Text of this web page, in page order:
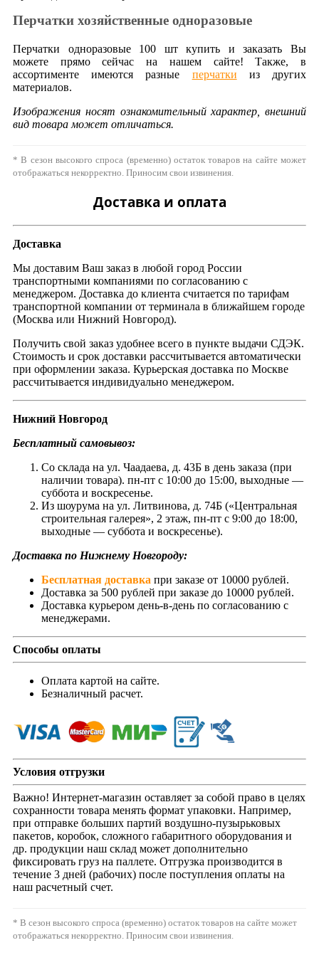
Перчатки хозяйственные одноразовые
Перчатки одноразовые 100 шт купить и заказать Вы
можете прямо сейчас на нашем сайте! Также, в
ассортименте имеются разные перчатки из других
материалов.
Изображения носят ознакомительный характер, внешний
вид товара может отличаться.
* В сезон высокого спроса (временно) остаток товаров на сайте может
отображаться некорректно. Приносим свои извинения.
Доставка и оплата
Доставка
Мы доставим Ваш заказ в любой город России
транспортными компаниями по согласованию с
менеджером. Доставка до клиента считается по тарифам
транспортной компании от терминала в ближайшем городе
(Москва или Нижний Новгород).
Получить свой заказ удобнее всего в пункте выдачи СДЭК.
Стоимость и срок доставки рассчитывается автоматически
при оформлении заказа. Курьерская доставка по Москве
рассчитывается индивидуально менеджером.
Нижний Новгород
Бесплатный самовывоз:
Со склада на ул. Чаадаева, д. 43Б в день заказа (при
наличии товара). пн-пт с 10:00 до 15:00, выходные —
суббота и воскресенье.
Из шоурума на ул. Литвинова, д. 74Б («Центральная
строительная галерея», 2 этаж, пн-пт с 9:00 до 18:00,
выходные — суббота и воскресенье).
Доставка по Нижнему Новгороду:
Бесплатная доставка при заказе от 10000 рублей.
Доставка за 500 рублей при заказе до 10000 рублей.
Доставка курьером день-в-день по согласованию с
менеджерами.
Способы оплаты
Оплата картой на сайте.
Безналичный расчет.
Условия отгрузки
Важно! Интернет-магазин оставляет за собой право в целях
сохранности товара менять формат упаковки. Например,
при отправке больших партий воздушно-пузырьковых
пакетов, коробок, сложного габаритного оборудования и
др. продукции наш склад может дополнительно
фиксировать груз на паллете. Отгрузка производится в
течение 3 дней (рабочих) после поступления оплаты на
наш расчетный счет.
* В сезон высокого спроса (временно) остаток товаров на сайте может
отображаться некорректно. Приносим свои извинения.